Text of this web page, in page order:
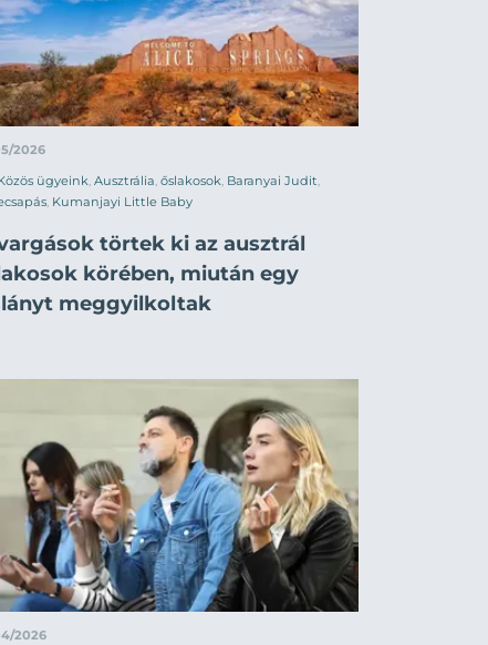
2026
ügyeink, Ausztrália, őslakosok, Baranyai Judit,
, Kumanjayi Little Baby
törtek ki az ausztrál
körében, miután egy
meggyilkoltak
2026